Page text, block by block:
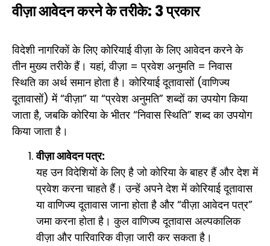
वीज़ा आवेदन करने के तरीके: 3 प्रकार
विदेशी नागरिकों के लिए कोरियाई वीज़ा के लिए आवेदन करने के
तीन मुख्य तरीके हैं। यहां, वीज़ा = प्रवेश अनुमति = निवास
स्थिति का अर्थ समान होता है। कोरियाई दूतावासों (वाणिज्य
दूतावासों) में “वीज़ा” या “प्रवेश अनुमति” शब्दों का उपयोग किया
जाता है, जबकि कोरिया के भीतर “निवास स्थिति” शब्द का उपयोग
किया जाता है।
वीज़ा आवेदन पत्र:
यह उन विदेशियों के लिए है जो कोरिया के बाहर हैं और देश में
प्रवेश करना चाहते हैं। उन्हें अपने देश में कोरियाई दूतावास
या वाणिज्य दूतावास जाना होता है और “वीज़ा आवेदन पत्र”
जमा करना होता है। कुल वाणिज्य दूतावास अल्पकालिक
वीज़ा और पारिवारिक वीज़ा जारी कर सकता है।